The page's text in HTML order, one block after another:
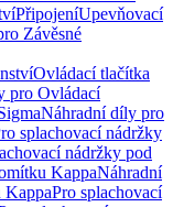
PřipojeníUpevňovací
Závěsné
Ovládací tlačítka
pro Ovládací
Náhradní díly pro
splachovací nádržky
nádržky pod
KappaNáhradní
KappaPro splachovací